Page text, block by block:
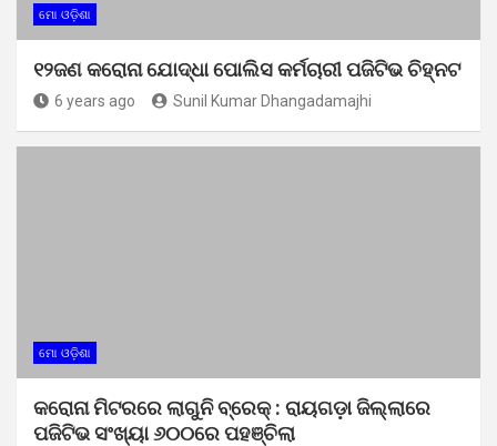
ମୋ ଓଡ଼ିଶା
୧୨ଜଣ କରୋନା ଯୋଦ୍ଧା ପୋଲିସ କର୍ମଚାରୀ ପଜିଟିଭ ଚିହ୍ନଟ
6 years ago Sunil Kumar Dhangadamajhi
ମୋ ଓଡ଼ିଶା
କରୋନା ମିଟରରେ ଲାଗୁନି ବ୍ରେକ୍‌ : ରାୟଗଡ଼ା ଜିଲ୍ଲାରେ
ପଜିଟିଭ ସଂଖ୍ୟା ୬୦୦ରେ ପହଞ୍ଚିଲା